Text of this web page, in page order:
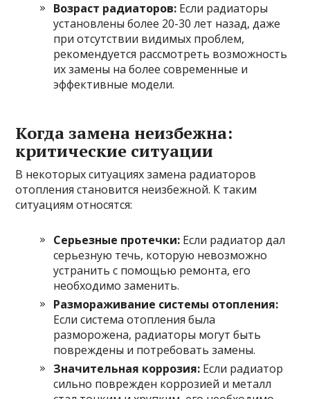
Возраст радиаторов: Если радиаторы
установлены более 20-30 лет назад, даже
при отсутствии видимых проблем,
рекомендуется рассмотреть возможность
их замены на более современные и
эффективные модели.
Когда замена неизбежна:
критические ситуации
В некоторых ситуациях замена радиаторов
отопления становится неизбежной. К таким
ситуациям относятся:
Серьезные протечки: Если радиатор дал
серьезную течь, которую невозможно
устранить с помощью ремонта, его
необходимо заменить.
Размораживание системы отопления:
Если система отопления была
разморожена, радиаторы могут быть
повреждены и потребовать замены.
Значительная коррозия: Если радиатор
сильно поврежден коррозией и металл